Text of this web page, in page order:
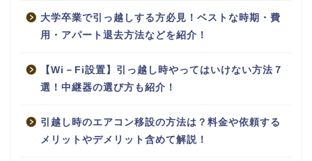
大学卒業で引っ越しする方必見！ベストな時期・費
用・アパート退去方法などを紹介！
【Wi－Fi設置】引っ越し時やってはいけない方法７
選！中継器の選び方も紹介！
引越し時のエアコン移設の方法は？料金や依頼する
メリットやデメリット含めて解説！